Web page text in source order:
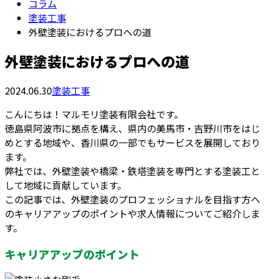
コラム
塗装工事
外壁塗装におけるプロへの道
外壁塗装におけるプロへの道
2024.06.30塗装工事
こんにちは！マルモリ塗装有限会社です。
徳島県阿波市に拠点を構え、県内の美馬市・吉野川市をはじ
めとする地域や、香川県の一部でもサービスを展開しており
ます。
弊社では、外壁塗装や橋梁・鉄塔塗装を専門とする塗装工と
して地域に貢献しています。
この記事では、外壁塗装のプロフェッショナルを目指す方へ
のキャリアアップのポイントや求人情報についてご紹介しま
す。
キャリアアップのポイント